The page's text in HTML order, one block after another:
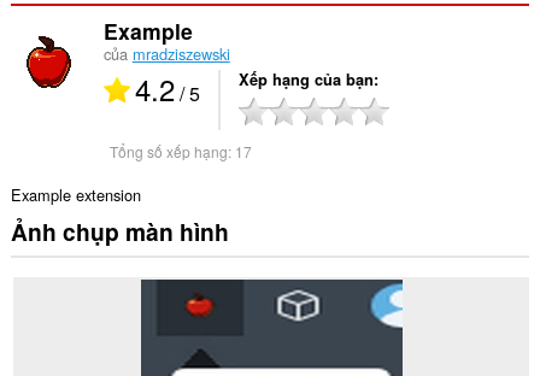
Example
của mradziszewski
4.2/ 5 Xếp hạng của bạn
Tổng số xếp hạng: 17
Example extension
Ảnh chụp màn hình